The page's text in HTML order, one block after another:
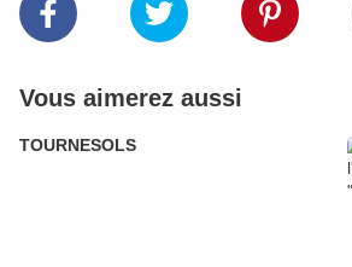
Vous aimerez aussi
TOURNESOLS